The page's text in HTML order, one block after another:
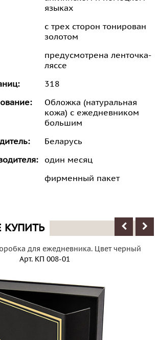
языках
с трех сторон тонирован
золотом
предусмотрена ленточка-
ляссе
318
Обложка (натуральная
кожа) с ежедневником
большим
Беларусь
один месяц
фирменный пакет
КУПИТЬ
для ежедневника. Цвет черный
Арт.КП 008-01